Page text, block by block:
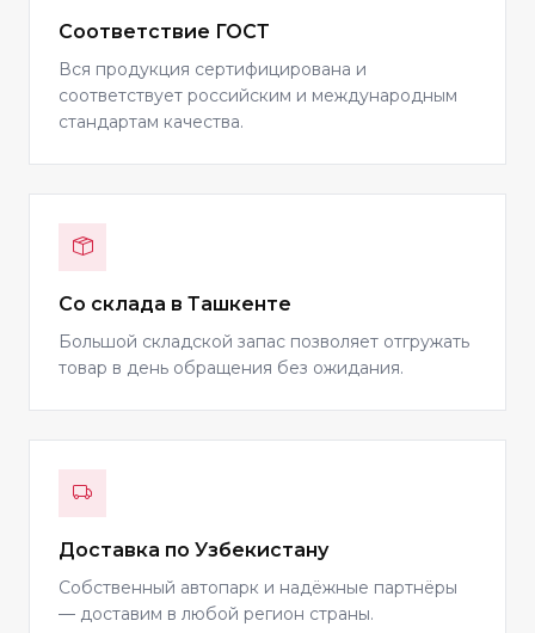
Соответствие ГОСТ
Вся продукция сертифицирована и
соответствует российским и международным
стандартам качества.
Со склада в Ташкенте
Большой складской запас позволяет отгружать
товар в день обращения без ожидания.
Доставка по Узбекистану
Собственный автопарк и надёжные партнёры
— доставим в любой регион страны.